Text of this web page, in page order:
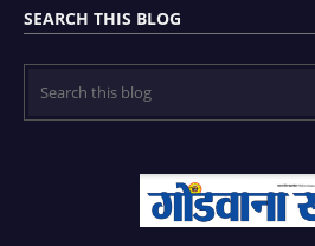
SEARCH THIS BLOG